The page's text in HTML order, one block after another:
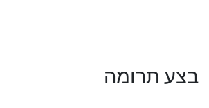
בצע תרומה